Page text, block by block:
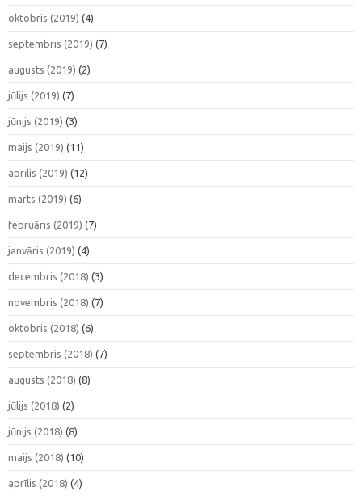
oktobris (2019) (4)
septembris (2019) (7)
augusts (2019) (2)
jūlijs (2019) (7)
jūnijs (2019) (3)
maijs (2019) (11)
aprīlis (2019) (12)
marts (2019) (6)
februāris (2019) (7)
janvāris (2019) (4)
decembris (2018) (3)
novembris (2018) (7)
oktobris (2018) (6)
septembris (2018) (7)
augusts (2018) (8)
jūlijs (2018) (2)
jūnijs (2018) (8)
maijs (2018) (10)
aprīlis (2018) (4)